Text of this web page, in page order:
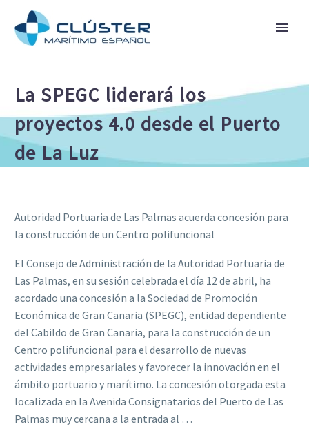
La SPEGC liderará los
proyectos 4.0 desde el Puerto
de La Luz
Autoridad Portuaria de Las Palmas acuerda concesión para
la construcción de un Centro polifuncional
El Consejo de Administración de la Autoridad Portuaria de
Las Palmas, en su sesión celebrada el día 12 de abril, ha
acordado una concesión a la Sociedad de Promoción
Económica de Gran Canaria (SPEGC), entidad dependiente
del Cabildo de Gran Canaria, para la construcción de un
Centro polifuncional para el desarrollo de nuevas
actividades empresariales y favorecer la innovación en el
ámbito portuario y marítimo. La concesión otorgada esta
localizada en la Avenida Consignatarios del Puerto de Las
Palmas muy cercana a la entrada al …